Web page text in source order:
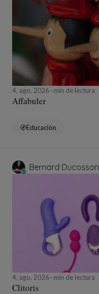
4, ago, 2026 min de lectura
Affabuler
Educación
Bernard Ducosson
4, ago, 2026 min de lectura
Clitoris